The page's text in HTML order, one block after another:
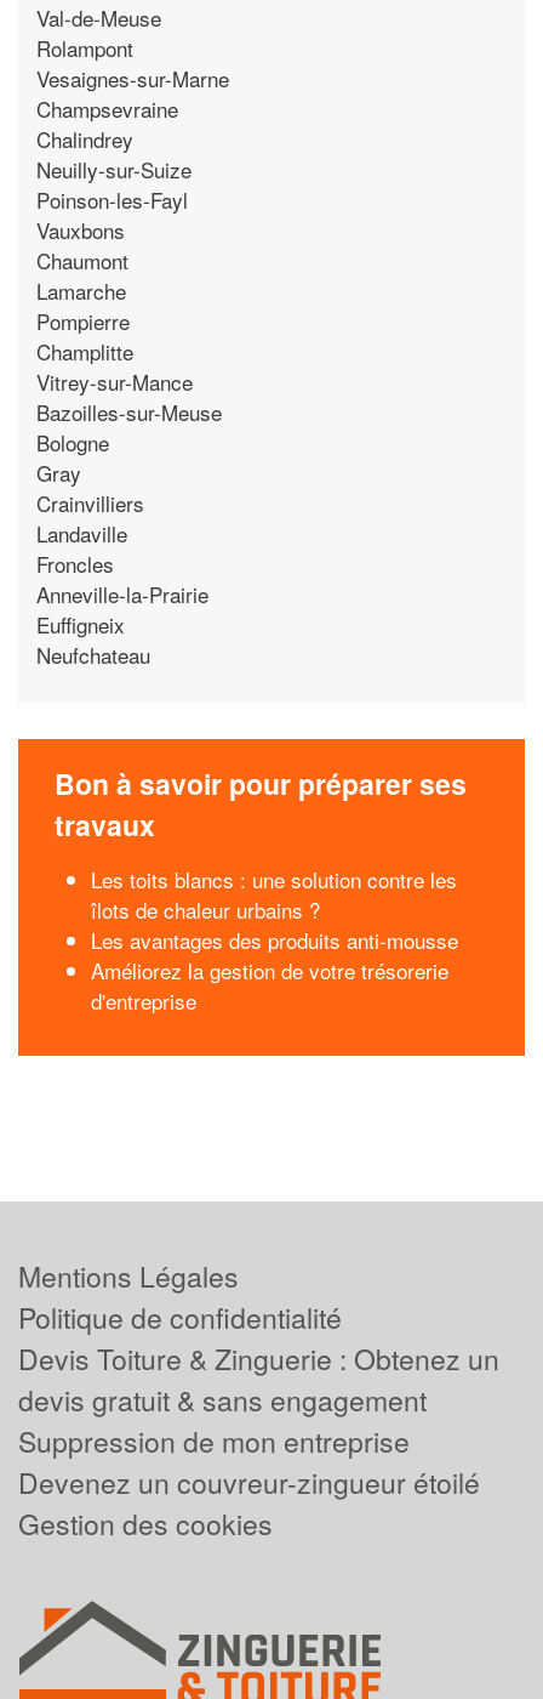
Val-de-Meuse
Rolampont
Vesaignes-sur-Marne
Champsevraine
Chalindrey
Neuilly-sur-Suize
Poinson-les-Fayl
Vauxbons
Chaumont
Lamarche
Pompierre
Champlitte
Vitrey-sur-Mance
Bazoilles-sur-Meuse
Bologne
Gray
Crainvilliers
Landaville
Froncles
Anneville-la-Prairie
Euffigneix
Neufchateau
Bon à savoir pour préparer ses
travaux
Les toits blancs : une solution contre les
îlots de chaleur urbains ?
Les avantages des produits anti-mousse
Améliorez la gestion de votre trésorerie
d'entreprise
Mentions Légales
Politique de confidentialité
Devis Toiture & Zinguerie : Obtenez un
devis gratuit & sans engagement
Suppression de mon entreprise
Devenez un couvreur-zingueur étoilé
Gestion des cookies